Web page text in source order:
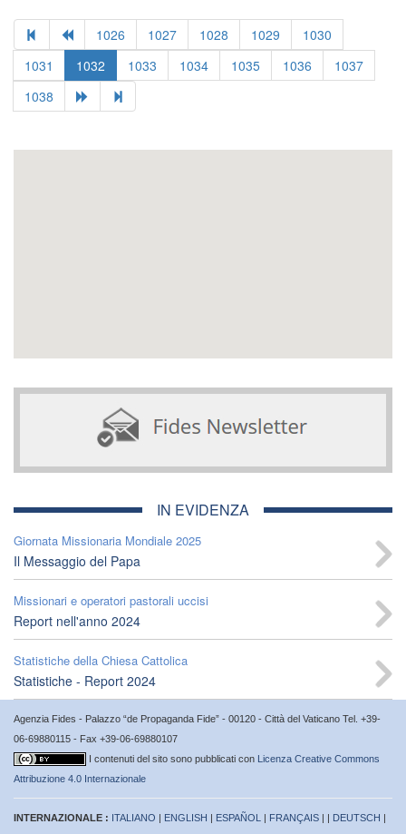
1026 1027 1028 1029
1030
1031
1032 1033 1034 1035 1036
1037
1038
IN EVIDENZA
Giornata Missionaria Mondiale 2025
Il Messaggio del Papa
Missionari e operatori pastorali uccisi
Report nell'anno 2024
Statistiche della Chiesa Cattolica
Statistiche - Report 2024
Agenzia Fides - Palazzo “de Propaganda Fide” - 00120 - Città del Vaticano Tel. +39-
06-69880115 - Fax +39-06-69880107
I contenuti del sito sono pubblicati con Licenza Creative Commons
Attribuzione 4.0 Internazionale
INTERNAZIONALE : ITALIANO | ENGLISH | ESPAÑOL | FRANÇAIS | | DEUTSCH |